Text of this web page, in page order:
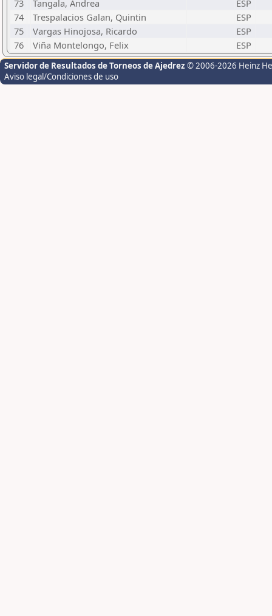
73 Tangala, Andrea
ESP
74
Trespalacios Galan, Quintin
ESP
75
Vargas Hinojosa, Ricardo
ESP
76
Viña Montelongo, Felix ESP
Servidor de Resultados de Torneos de Ajedrez © 2006-2026 Heinz
Aviso legal/Condiciones de uso